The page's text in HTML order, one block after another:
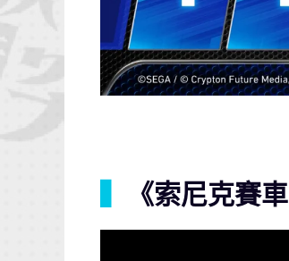
《索尼克賽